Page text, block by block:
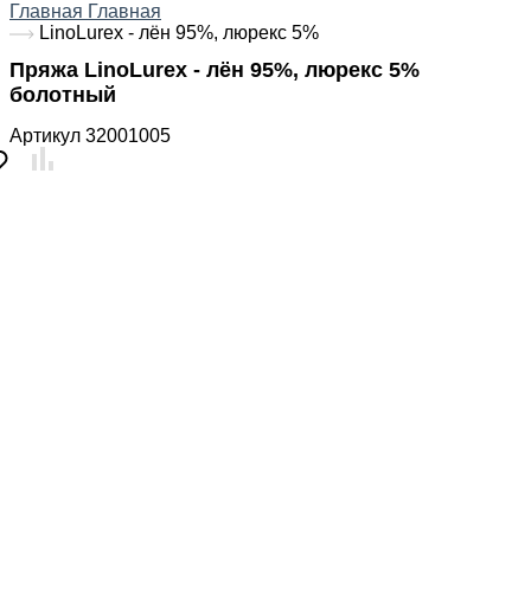
Главная Главная
LinoLurex - лён 95%, люрекс 5%
Пряжа LinoLurex - лён 95%, люрекс 5%
болотный
Артикул 32001005